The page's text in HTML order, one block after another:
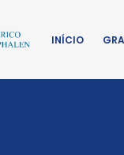
INÍCIO